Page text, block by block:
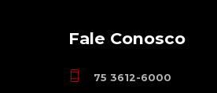
Fale Conosco
75 3612-6000